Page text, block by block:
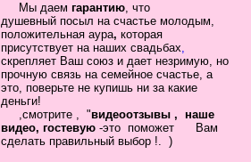
Мы даем гарантию, что
душевный посыл на счастье молодым,
положительная аура, которая
присутствует на наших свадьбах,
скрепляет Ваш союз и дает незримую, но
прочную связь на семейное счастье, а
это, поверьте не купишь ни за какие
деньги!
,смотрите , "видеоотзывы , наше
видео, гостевую -это поможет Вам
сделать правильный выбор !. )